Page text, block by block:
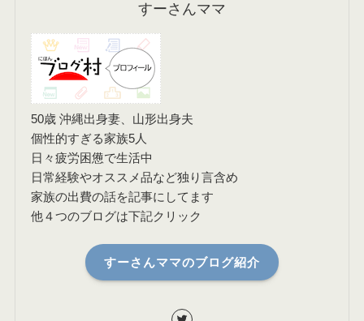
すーさんママ
50歳 沖縄出身妻、山形出身夫
個性的すぎる家族5人
日々疲労困憊で生活中
日常経験やオススメ品など独り言含め
家族の出費の話を記事にしてます
他４つのブログは下記クリック
すーさんママのブログ紹介